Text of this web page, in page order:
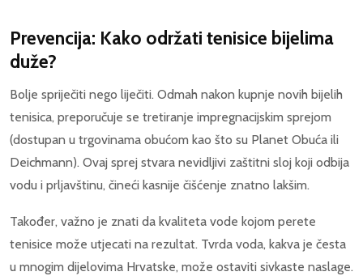
Prevencija: Kako održati tenisice bijelima
duže?
Bolje spriječiti nego liječiti. Odmah nakon kupnje novih bijelih
tenisica, preporučuje se tretiranje impregnacijskim sprejom
(dostupan u trgovinama obućom kao što su Planet Obuća ili
Deichmann). Ovaj sprej stvara nevidljivi zaštitni sloj koji odbija
vodu i prljavštinu, čineći kasnije čišćenje znatno lakšim.
Također, važno je znati da kvaliteta vode kojom perete
tenisice može utjecati na rezultat. Tvrda voda, kakva je česta
u mnogim dijelovima Hrvatske, može ostaviti sivkaste naslage.